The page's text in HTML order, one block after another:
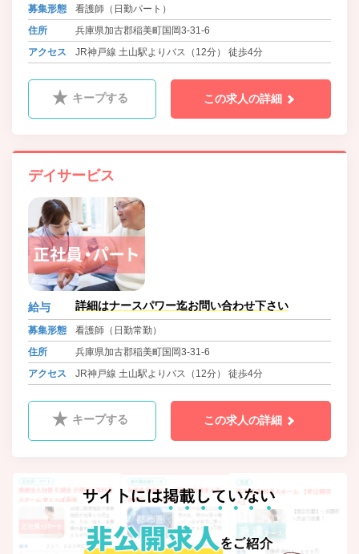
募集形態
看護師（日勤パート）
住所
兵庫県加古郡稲美町国岡3-31-6
アクセス
JR神戸線 土山駅よりバス（12分） 徒歩4分
キープする この求人の詳細
デイサービス
給与 詳細はナースパワー迄お問い合わせ下さい
募集形態
看護師（日勤常勤）
住所
兵庫県加古郡稲美町国岡3-31-6
アクセス
JR神戸線 土山駅よりバス（12分） 徒歩4分
キープする この求人の詳細